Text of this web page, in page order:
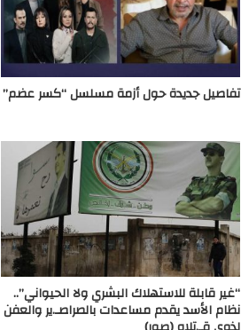
تفاصيل جديدة حول أزمة مسلسل “كسر عضم”
“غير قابلة للاستهلاك البشري ولا الحيواني”..
نظام الأسد يقدم مساعدات بالصراصـ.ير والعفن